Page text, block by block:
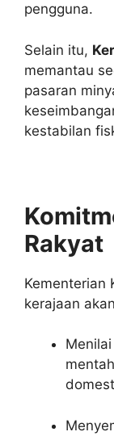
pengguna.
Selain itu,
memantau
pasaran
kestabilan
Rakyat
Kementerian
kerajaan